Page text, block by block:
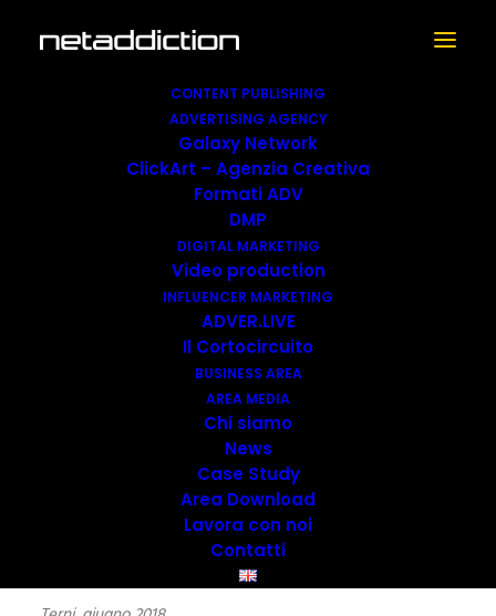
CONTENT PUBLISHING
ADVERTISING AGENCY
Galaxy Network
ClickArt – Agenzia Creativa
Formati ADV
DMP
DIGITAL MARKETING
Video production
INFLUENCER MARKETING
ADVER.LIVE
Il Cortocircuito
BUSINESS AREA
AREA MEDIA
Chi siamo
News
Case Study
Area Download
Lavora con noi
Contatti
iFood, in
collaborazione con
BBQ4ALL, al fianco
della Community di
Leroy Merlin
27 GIUGNO 2018 | INNEWS |